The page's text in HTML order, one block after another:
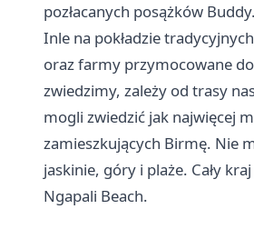
pozłacanych posążków
Inle na pokładzie
oraz farmy przymocowane
zwiedzimy, zależy od trasy
mogli zwiedzić jak najwięcej
zamieszkujących Birmę. Nie
jaskinie, góry i plaże. Cały
Ngapali Beach.